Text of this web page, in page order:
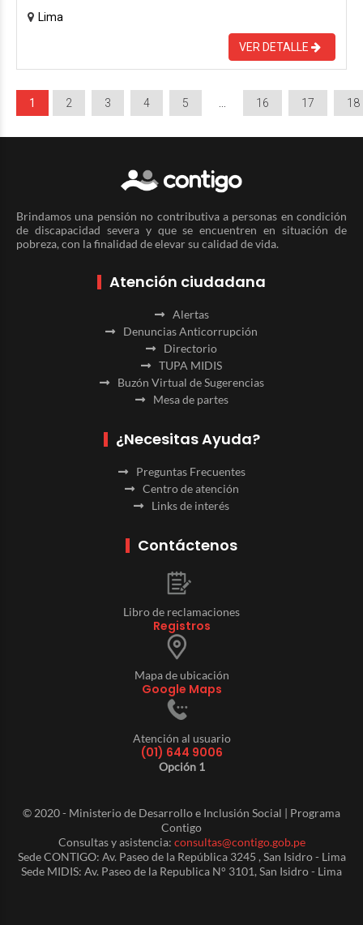
Lima
VER DETALLE
1 2 3 4 5 16 17 18
Brindamos una pensión no contributiva a personas en condición
de discapacidad severa y que se encuentren en situación de
pobreza, con la finalidad de elevar su calidad de vida.
Atención ciudadana
Alertas
Denuncias Anticorrupción
Directorio
TUPA MIDIS
Buzón Virtual de Sugerencias
Mesa de partes
¿Necesitas Ayuda?
Preguntas Frecuentes
Centro de atención
Links de interés
Contáctenos
Libro de reclamaciones
Registros
Mapa de ubicación
Google Maps
Atención al usuario
(01) 644 9006
Opción 1
© 2020 - Ministerio de Desarrollo e Inclusión Social | Programa
Contigo
Consultas y asistencia: consultas@contigo.gob.pe
Sede CONTIGO: Av. Paseo de la República 3245 , San Isidro - Lima
Sede MIDIS: Av. Paseo de la Republica N° 3101, San Isidro - Lima